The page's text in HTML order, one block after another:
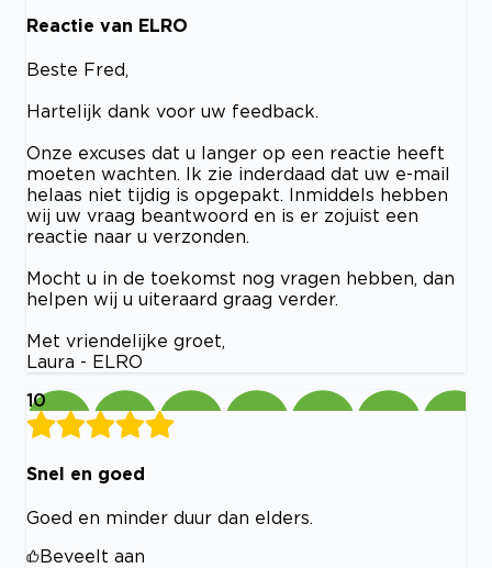
Reactie van ELRO
Beste Fred,
Hartelijk dank voor uw feedback.
Onze excuses dat u langer op een reactie heeft
moeten wachten. Ik zie inderdaad dat uw e-mail
helaas niet tijdig is opgepakt. Inmiddels hebben
wij uw vraag beantwoord en is er zojuist een
reactie naar u verzonden.
Mocht u in de toekomst nog vragen hebben, dan
helpen wij u uiteraard graag verder.
Met vriendelijke groet,
Laura - ELRO
10
Snel en goed
Goed en minder duur dan elders.
Beveelt aan